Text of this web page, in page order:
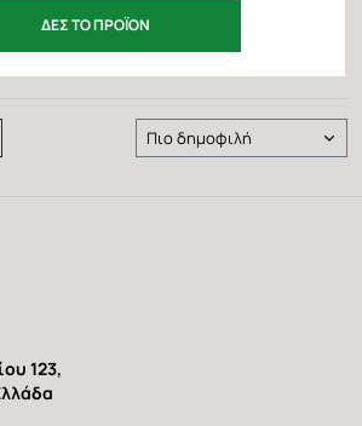
ΔΕΣ ΤΟ ΠΡΟΪΟΝ
Προϊοντα
ανά
123,